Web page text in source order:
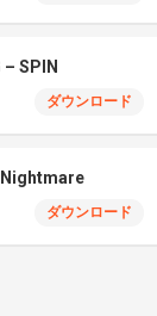
– SPIN
ダウンロード
ダウンロード